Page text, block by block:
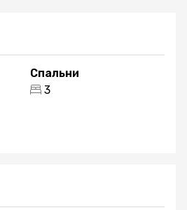
Спальни
3